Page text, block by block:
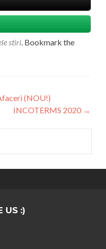
stiri. Bookmark the
(NOU!)
INCOTERMS 2020 →
US :)